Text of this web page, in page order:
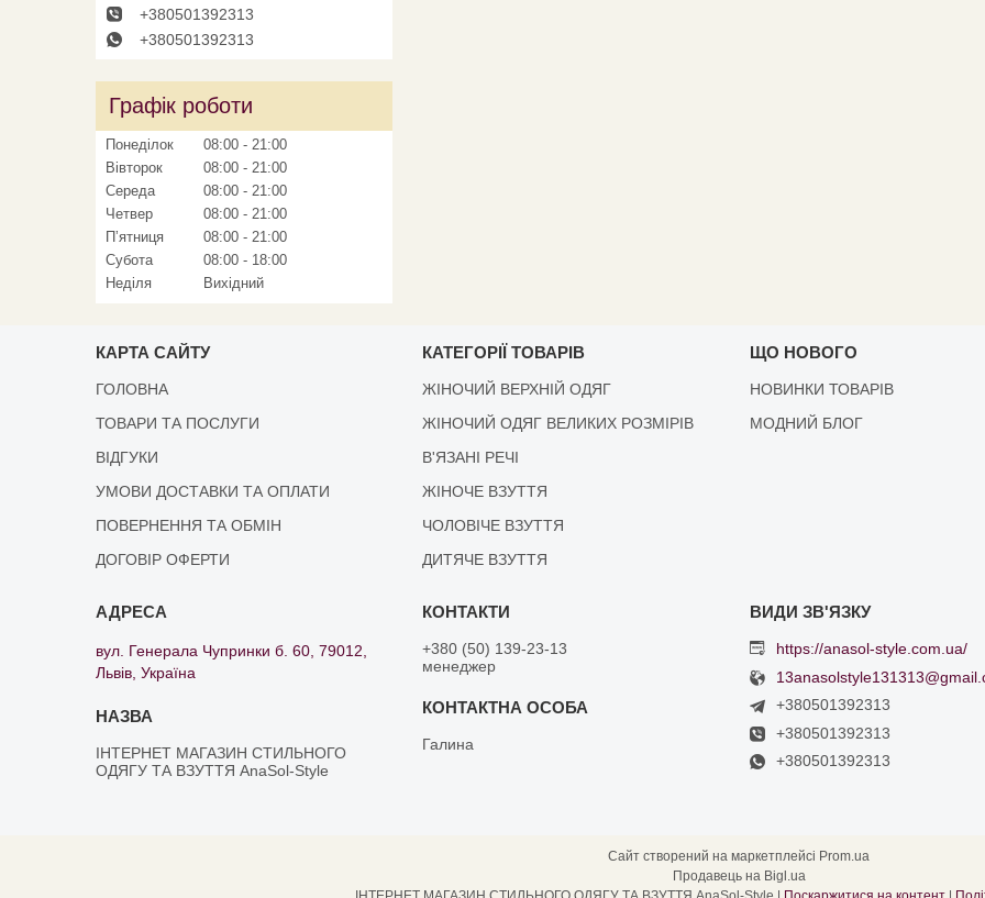
+380501392313
+380501392313
Графік роботи
Понеділок 08:00
21:00
Вівторок
08:00
21:00
Середа
08:00
21:00
Четвер
08:00
21:00
Пʼятниця
08:00
21:00
Субота
08:00
18:00
Неділя
Вихідний
КАРТА САЙТУ
ГОЛОВНА
ТОВАРИ ТА ПОСЛУГИ
ВІДГУКИ
УМОВИ ДОСТАВКИ ТА ОПЛАТИ
ПОВЕРНЕННЯ ТА ОБМІН
ДОГОВІР ОФЕРТИ
КАТЕГОРІЇ ТОВАРІВ
ЖІНОЧИЙ ВЕРХНІЙ ОДЯГ
ЖІНОЧИЙ ОДЯГ ВЕЛИКИХ РОЗМІРІВ
В'ЯЗАНІ РЕЧІ
ЖІНОЧЕ ВЗУТТЯ
ЧОЛОВІЧЕ ВЗУТТЯ
ДИТЯЧЕ ВЗУТТЯ
ЩО НОВОГО
НОВИНКИ ТОВАРІВ
МОДНИЙ БЛОГ
вул. Генерала Чупринки б. 60, 79012,
Львів, Україна
ІНТЕРНЕТ МАГАЗИН СТИЛЬНОГО
ОДЯГУ ТА ВЗУТТЯ AnaSol-Style
+380 (50) 139-23-13
менеджер
Галина
https://anasol-style.com.ua/
+380501392313
+380501392313
+380501392313
Сайт створений на маркетплейсі Prom.ua
Продавець на Bigl.ua